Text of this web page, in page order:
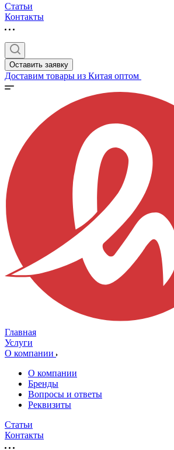
Статьи
Контакты
Оставить заявку
Доставим товары из Китая оптом
Главная
Услуги
О компании
О компании
Бренды
Вопросы и ответы
Реквизиты
Статьи
Контакты